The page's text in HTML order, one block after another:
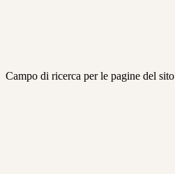
Campo di ricerca per le pagine del sito